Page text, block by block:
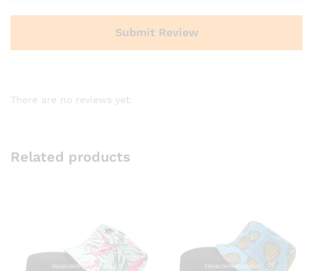
There are no reviews yet.
Related products